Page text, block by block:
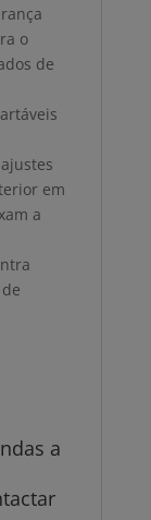
o
de
em
a
a